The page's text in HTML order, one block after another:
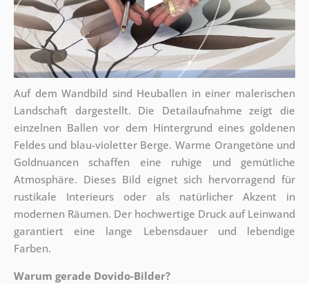
Auf dem Wandbild sind Heuballen in einer malerischen
Landschaft dargestellt. Die Detailaufnahme zeigt die
einzelnen Ballen vor dem Hintergrund eines goldenen
Feldes und blau-violetter Berge. Warme Orangetöne und
Goldnuancen schaffen eine ruhige und gemütliche
Atmosphäre. Dieses Bild eignet sich hervorragend für
rustikale Interieurs oder als natürlicher Akzent in
modernen Räumen. Der hochwertige Druck auf Leinwand
garantiert eine lange Lebensdauer und lebendige
Farben.
Warum gerade Dovido-Bilder?